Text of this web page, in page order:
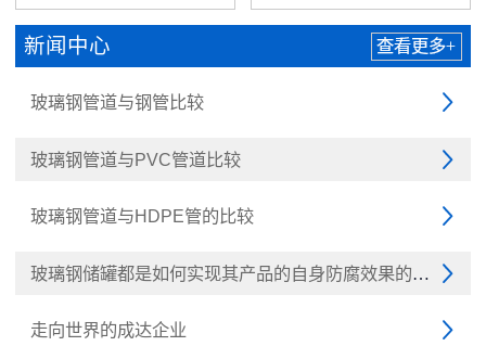
新闻中心 查看更多+

玻璃钢管道与钢管比较

玻璃钢管道与PVC管道比较

玻璃钢管道与HDPE管的比较

玻璃钢储罐都是如何实现其产品的自身防腐效果的呢？

走向世界的成达企业